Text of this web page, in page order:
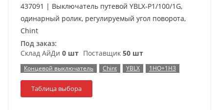
437091 | Выключатель путевой YBLX-P1/100/1G,
одинарный ролик, регулируемый угол поворота,
Chint
Под заказ:
Склад АйДи 0 шт Поставщик 50 шт
Концевой выключатель Chint YBLX 1НО+1НЗ
Таблица выбора